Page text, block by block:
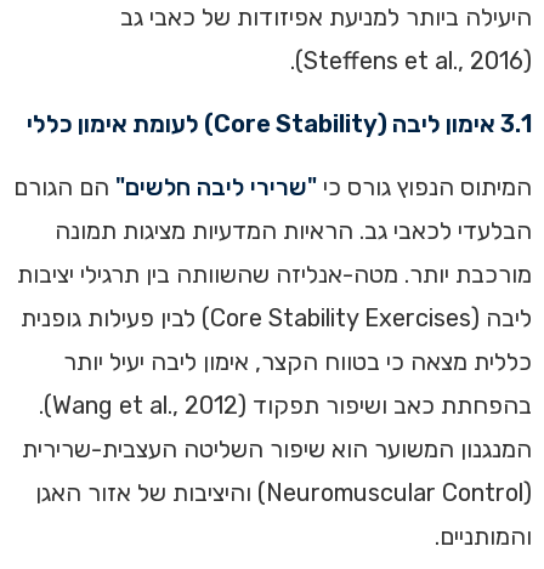
היעילה ביותר למניעת אפיזודות של כאבי גב
(Steffens et al., 2016).
3.1 אימון ליבה (Core Stability) לעומת אימון כללי
המיתוס הנפוץ גורס כי "שרירי ליבה חלשים" הם הגורם
הבלעדי לכאבי גב. הראיות המדעיות מציגות תמונה
מורכבת יותר. מטה-אנליזה שהשוותה בין תרגילי יציבות
ליבה (Core Stability Exercises) לבין פעילות גופנית
כללית מצאה כי בטווח הקצר, אימון ליבה יעיל יותר
בהפחתת כאב ושיפור תפקוד (Wang et al., 2012).
המנגנון המשוער הוא שיפור השליטה העצבית-שרירית
(Neuromuscular Control) והיציבות של אזור האגן
והמותניים.